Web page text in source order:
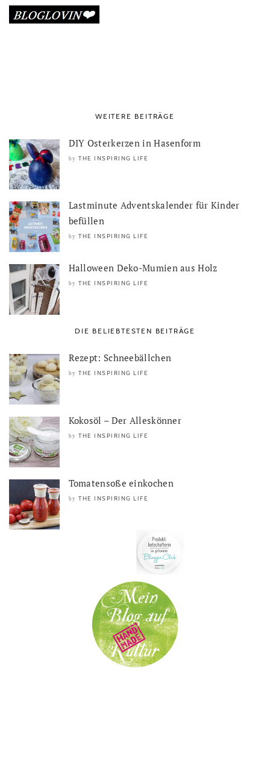
WEITERE BEITRÄGE
DIY Osterkerzen in Hasenform
by THE INSPIRING LIFE
Lastminute Adventskalender für Kinder
befüllen
by THE INSPIRING LIFE
Halloween Deko-Mumien aus Holz
by THE INSPIRING LIFE
DIE BELIEBTESTEN BEITRÄGE
Rezept: Schneebällchen
by THE INSPIRING LIFE
Kokosöl – Der Alleskönner
by THE INSPIRING LIFE
Tomatensoße einkochen
by THE INSPIRING LIFE